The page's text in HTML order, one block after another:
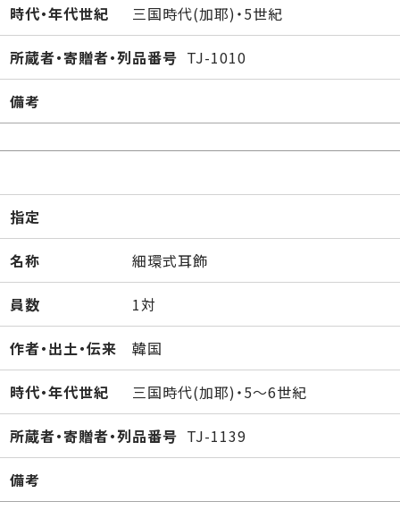
時代・年代世紀 三国時代(加耶)・5世紀
所蔵者・寄贈者・列品番号 TJ-1010
備考
指定
名称 細環式耳飾
員数 1対
作者・出土・伝来 韓国
時代・年代世紀 三国時代(加耶)・5～6世紀
所蔵者・寄贈者・列品番号 TJ-1139
備考